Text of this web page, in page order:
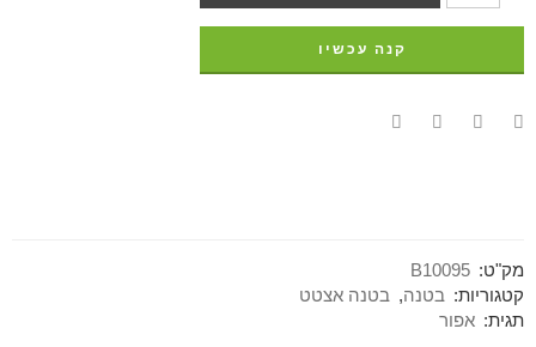
קנה עכשיו
מק"ט: B10095
קטגוריות: בטנה, בטנה אצטט
תגית: אפור